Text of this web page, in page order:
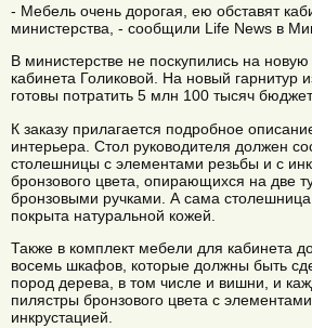
- Мебель очень дорогая, ею обставят
министерства, - сообщили Life News в
В министерстве не поскупились на новую
кабинета Голиковой. На новый гарнитур
готовы потратить 5 млн 100 тысяч
К заказу прилагается подробное
интерьера. Стол руководителя должен
cтолешницы с элементами резьбы и с
бронзового цвета, опирающихся на две
бронзовыми ручками. А сама
покрыта натуральной кожей.
Также в комплект мебели для кабинета
восемь шкафов, которые должны быть
пород дерева, в том числе и вишни, и
пилястры бронзового цвета с
инкрустацией.